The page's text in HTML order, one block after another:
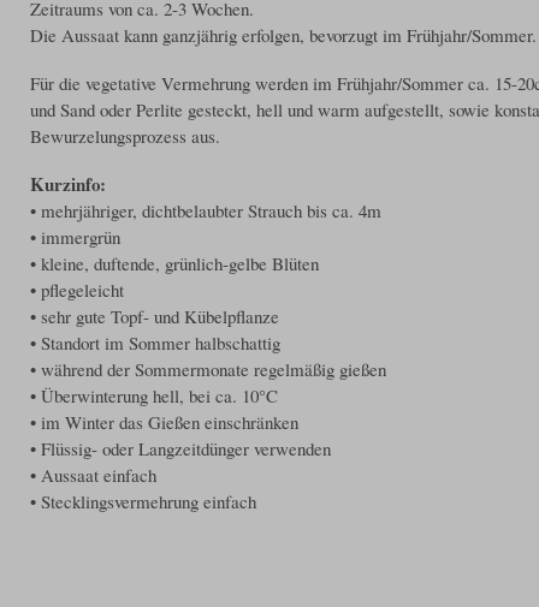
Zeitraums von ca. 2-3 Wochen.
Die Aussaat kann ganzjährig erfolgen, bevorzugt im Frühjahr/Sommer.
Für die vegetative Vermehrung werden im Frühjahr/Sommer ca. 15-
und Sand oder Perlite gesteckt, hell und warm aufgestellt, sowie
Bewurzelungsprozess aus.
Kurzinfo:
• mehrjähriger, dichtbelaubter Strauch bis ca. 4m
• immergrün
• kleine, duftende, grünlich-gelbe Blüten
• pflegeleicht
• sehr gute Topf- und Kübelpflanze
• Standort im Sommer halbschattig
• während der Sommermonate regelmäßig gießen
• Überwinterung hell, bei ca. 10°C
• im Winter das Gießen einschränken
• Flüssig- oder Langzeitdünger verwenden
• Aussaat einfach
• Stecklingsvermehrung einfach